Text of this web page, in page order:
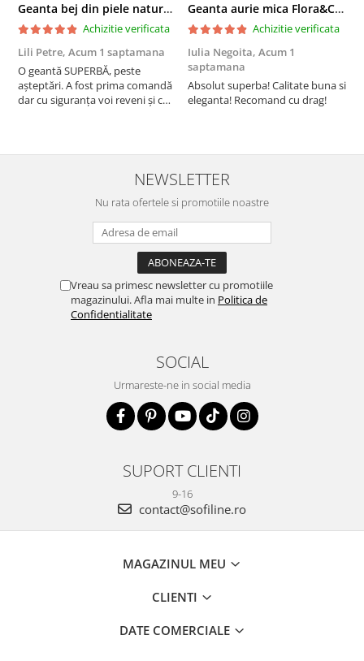
Geanta bej din piele naturala 8966 123
Achizitie verificata
Lili Petre, Acum 1 saptamana
O geantă SUPERBĂ, peste
așteptări. A fost prima comandă
dar cu siguranța voi reveni și cu
doua zi). RECOMAND SOFILINE!!!
Geanta aurie mica Flora&CO Paris H6930 16
Achizitie verificata
Iulia Negoita, Acum 1
saptamana
Absolut superba! Calitate buna si
eleganta! Recomand cu drag!
NEWSLETTER
Nu rata ofertele si promotiile noastre
Vreau sa primesc newsletter cu promotiile
magazinului. Afla mai multe in Politica de
Confidentialitate
SOCIAL
Urmareste-ne in social media
SUPORT CLIENTI
9-16
contact@sofiline.ro
MAGAZINUL MEU
CLIENTI
DATE COMERCIALE